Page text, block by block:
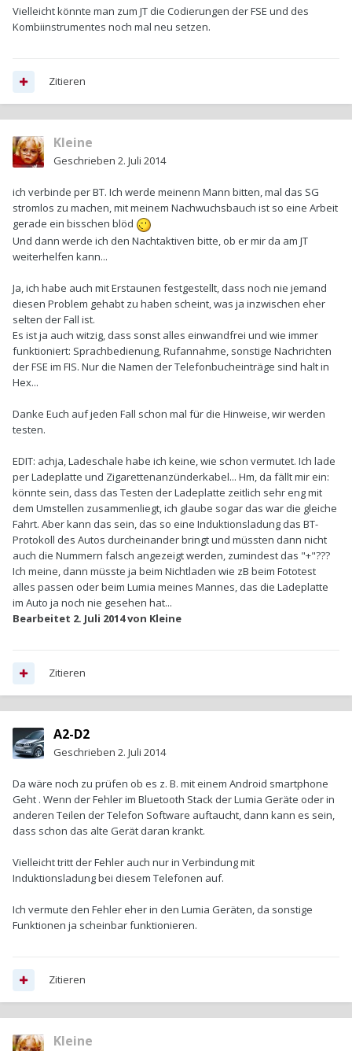
Vielleicht könnte man zum JT die Codierungen der FSE und des
Kombiinstrumentes noch mal neu setzen.
Zitieren
Kleine
Geschrieben 2. Juli 2014
ich verbinde per BT. Ich werde meinenn Mann bitten, mal das SG
stromlos zu machen, mit meinem Nachwuchsbauch ist so eine Arbeit
gerade ein bisschen blöd
Und dann werde ich den Nachtaktiven bitte, ob er mir da am JT
weiterhelfen kann...
Ja, ich habe auch mit Erstaunen festgestellt, dass noch nie jemand
diesen Problem gehabt zu haben scheint, was ja inzwischen eher
selten der Fall ist.
Es ist ja auch witzig, dass sonst alles einwandfrei und wie immer
funktioniert: Sprachbedienung, Rufannahme, sonstige Nachrichten
der FSE im FIS. Nur die Namen der Telefonbucheinträge sind halt in
Hex...
Danke Euch auf jeden Fall schon mal für die Hinweise, wir werden
testen.
EDIT: achja, Ladeschale habe ich keine, wie schon vermutet. Ich lade
per Ladeplatte und Zigarettenanzünderkabel... Hm, da fällt mir ein:
könnte sein, dass das Testen der Ladeplatte zeitlich sehr eng mit
dem Umstellen zusammenliegt, ich glaube sogar das war die gleiche
Fahrt. Aber kann das sein, das so eine Induktionsladung das BT-
Protokoll des Autos durcheinander bringt und müssten dann nicht
auch die Nummern falsch angezeigt werden, zumindest das "+"???
Ich meine, dann müsste ja beim Nichtladen wie zB beim Fototest
alles passen oder beim Lumia meines Mannes, das die Ladeplatte
im Auto ja noch nie gesehen hat...
Bearbeitet 2. Juli 2014von Kleine
Zitieren
A2-D2
Geschrieben 2. Juli 2014
Da wäre noch zu prüfen ob es z. B. mit einem Android smartphone
Geht . Wenn der Fehler im Bluetooth Stack der Lumia Geräte oder in
anderen Teilen der Telefon Software auftaucht, dann kann es sein,
dass schon das alte Gerät daran krankt.
Vielleicht tritt der Fehler auch nur in Verbindung mit
Induktionsladung bei diesem Telefonen auf.
Ich vermute den Fehler eher in den Lumia Geräten, da sonstige
Funktionen ja scheinbar funktionieren.
Zitieren
Kleine